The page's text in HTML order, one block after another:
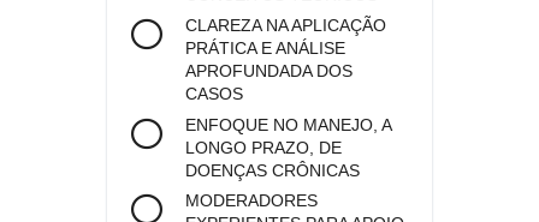
CLAREZA NA APLICAÇÃO
PRÁTICA E ANÁLISE
APROFUNDADA DOS
CASOS
ENFOQUE NO MANEJO, A
LONGO PRAZO, DE
DOENÇAS CRÔNICAS
MODERADORES